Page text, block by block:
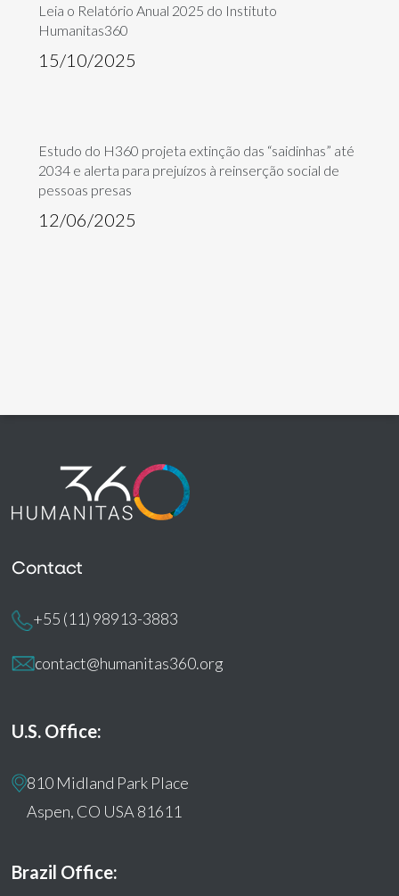
Leia o Relatório Anual 2025 do Instituto
Humanitas360
15/10/2025
Estudo do H360 projeta extinção das “saidinhas” até
2034 e alerta para prejuízos à reinserção social de
pessoas presas
12/06/2025
Contact
+55 (11) 98913-3883
contact@humanitas360.org
U.S. Office:
810 Midland Park Place
Aspen, CO USA 81611
Brazil Office: